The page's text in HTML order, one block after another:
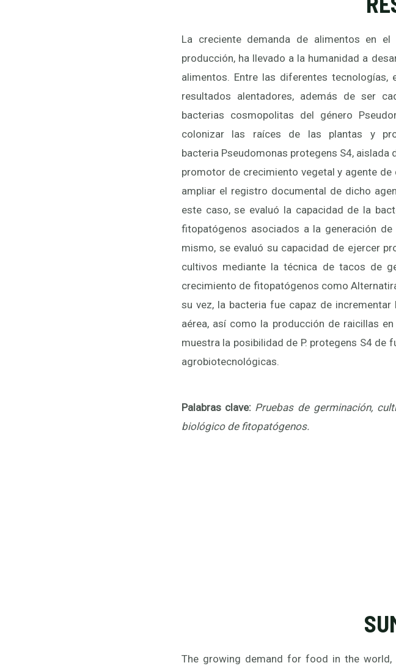
La creciente demanda de alimentos en
producción, ha llevado a la humanidad a
alimentos. Entre las diferentes
resultados alentadores, además de ser
bacterias cosmopolitas del género
colonizar las raíces de las plantas y
bacteria Pseudomonas protegens S4,
promotor de crecimiento vegetal y agente
ampliar el registro documental de dicho
este caso, se evaluó la capacidad de la
fitopatógenos asociados a la generación
mismo, se evaluó su capacidad de ejercer
cultivos mediante la técnica de tacos de
crecimiento de fitopatógenos como
su vez, la bacteria fue capaz de
aérea, así como la producción de raicillas
muestra la posibilidad de P. protegens S4 de
agrobiotecnológicas.
Palabras clave: Pruebas de germinación,
biológico de fitopatógenos.
The growing demand for food in the